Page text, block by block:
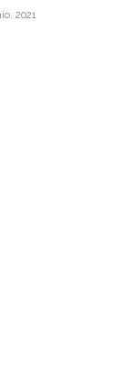
2021